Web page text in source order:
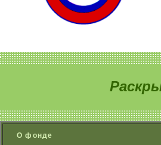
О фонде